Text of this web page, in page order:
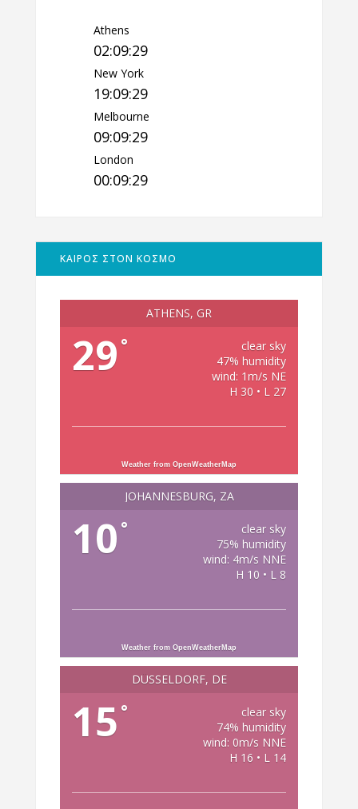
Athens
02:09:30
New York
19:09:30
Melbourne
09:09:30
London
00:09:30
ΚΑΙΡΟΣ ΣΤΟΝ ΚΟΣΜΟ
ATHENS, GR
29 °
clear sky
47% humidity
wind: 1m/s NE
H 30 • L 27
Weather from OpenWeatherMap
JOHANNESBURG, ZA
10 °
clear sky
75% humidity
wind: 4m/s NNE
H 10 • L 8
Weather from OpenWeatherMap
DÜSSELDORF, DE
15 °
clear sky
74% humidity
wind: 0m/s NNE
H 16 • L 14